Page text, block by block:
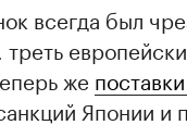
всегда был
же
Японии и